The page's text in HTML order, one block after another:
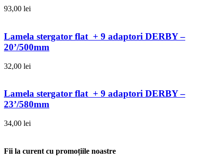
93,00 lei
Lamela stergator flat + 9 adaptori DERBY –
20’/500mm
32,00 lei
Lamela stergator flat + 9 adaptori DERBY –
23’/580mm
34,00 lei
Fii la curent cu promoțiile noastre